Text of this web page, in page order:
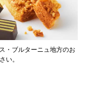
・ブルターニュ地方のお
い。